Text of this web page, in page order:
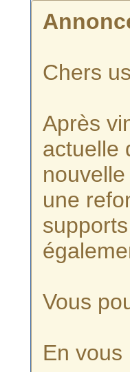
Chers
Après
actuelle
une
Vous
En vous